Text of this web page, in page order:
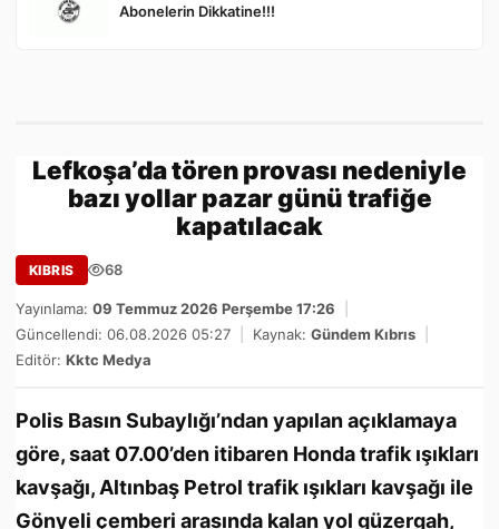
Abonelerin Dikkatine!!!
Lefkoşa’da tören provası nedeniyle
bazı yollar pazar günü trafiğe
kapatılacak
KIBRIS 68
Yayınlama: 09 Temmuz 2026 Perşembe 17:26
Güncellendi: 06.08.2026 05:27
Kaynak: Gündem Kıbrıs
Editör: Kktc Medya
Polis Basın Subaylığı’ndan yapılan açıklamaya
göre, saat 07.00’den itibaren Honda trafik ışıkları
kavşağı, Altınbaş Petrol trafik ışıkları kavşağı ile
Gönyeli çemberi arasında kalan yol güzergah,